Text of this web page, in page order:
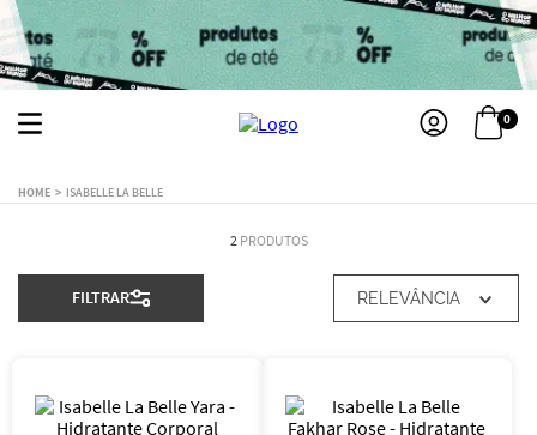
0
ISABELLE LA BELLE
2 PRODUTOS
FILTRAR RELEVÂNCIA